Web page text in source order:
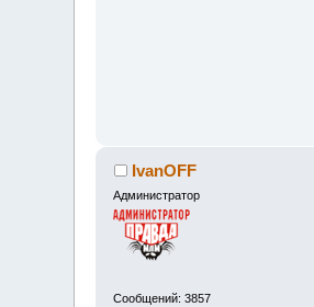
IvanOFF
Администратор
Сообщений: 3857